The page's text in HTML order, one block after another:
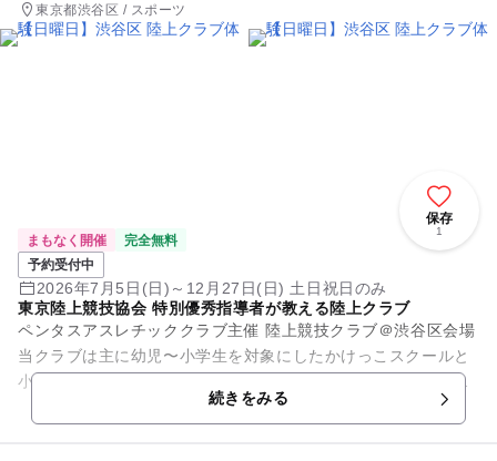
東京都渋谷区 / スポーツ
保存
1
まもなく開催
完全無料
予約受付中
2026年7月5日(日)～12月27日(日) 土日祝日のみ
東京陸上競技協会 特別優秀指導者が教える陸上クラブ
ペンタスアスレチッククラブ主催 陸上競技クラブ＠渋谷区会場
当クラブは主に幼児〜小学生を対象にしたかけっこスクールと
小学生高学年〜中学生を対象とした陸上競技クラブを運営して
続きをみる